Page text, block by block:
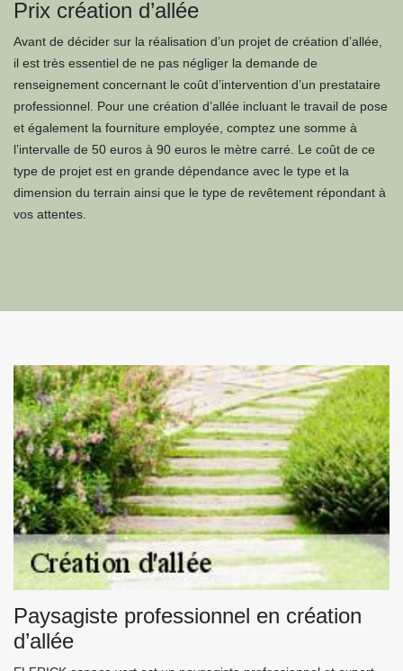
Prix création d’allée
Avant de décider sur la réalisation d’un projet de création d’allée,
il est très essentiel de ne pas négliger la demande de
renseignement concernant le coût d’intervention d’un prestataire
professionnel. Pour une création d’allée incluant le travail de pose
et également la fourniture employée, comptez une somme à
l’intervalle de 50 euros à 90 euros le mètre carré. Le coût de ce
type de projet est en grande dépendance avec le type et la
dimension du terrain ainsi que le type de revêtement répondant à
vos attentes.
Paysagiste professionnel en création
d’allée